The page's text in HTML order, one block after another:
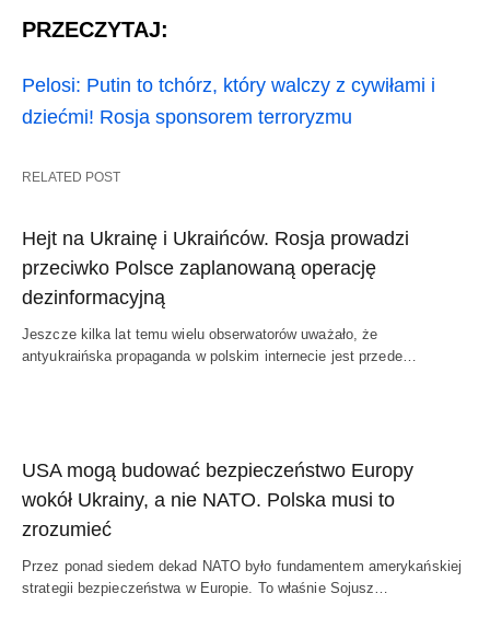
PRZECZYTAJ:
Pelosi: Putin to tchórz, który walczy z cywiłami i
dziećmi! Rosja sponsorem terroryzmu
RELATED POST
Hejt na Ukrainę i Ukraińców. Rosja prowadzi
przeciwko Polsce zaplanowaną operację
dezinformacyjną
Jeszcze kilka lat temu wielu obserwatorów uważało, że
antyukraińska propaganda w polskim internecie jest przede…
USA mogą budować bezpieczeństwo Europy
wokół Ukrainy, a nie NATO. Polska musi to
zrozumieć
Przez ponad siedem dekad NATO było fundamentem amerykańskiej
strategii bezpieczeństwa w Europie. To właśnie Sojusz…